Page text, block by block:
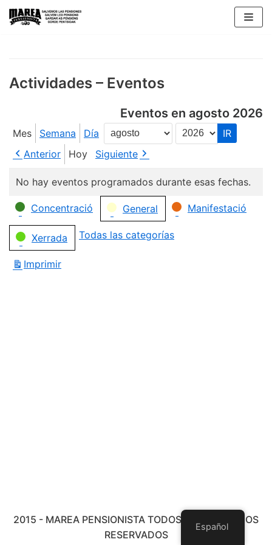
Saltar
Actividades – Eventos
Eventos en agosto 2026
Mes Semana Día
Mes
Año
Anterior
Hoy Siguiente
No hay eventos programados durante esas fechas.
Categorías
Concentració General Manifestació
Xerrada Todas las categorías
Imprimir
2015 - MAREA PENSIONISTA TODOS LOS DERECHOS
RESERVADOS
Español